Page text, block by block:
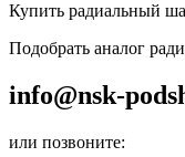
Купить радиальный
Подобрать аналог
info@nsk-
или позвоните: